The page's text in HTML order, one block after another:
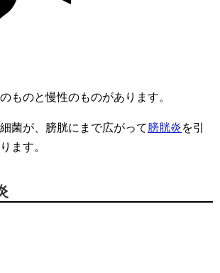
ものと慢性のものがあります。
菌が、膀胱にまで広がって膀胱炎を引
ます。